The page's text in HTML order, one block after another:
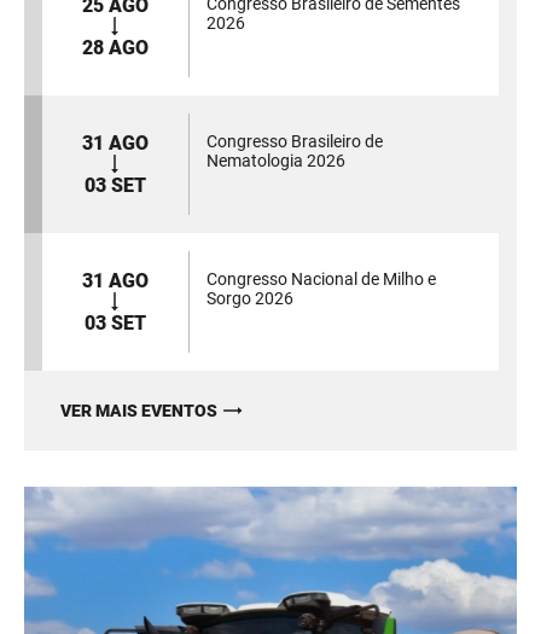
25 AGO
28 AGO
2026
31 AGO
03 SET
Congresso Brasileiro de
Nematologia 2026
31 AGO
03 SET
Congresso Nacional de Milho e
Sorgo 2026
VER MAIS EVENTOS